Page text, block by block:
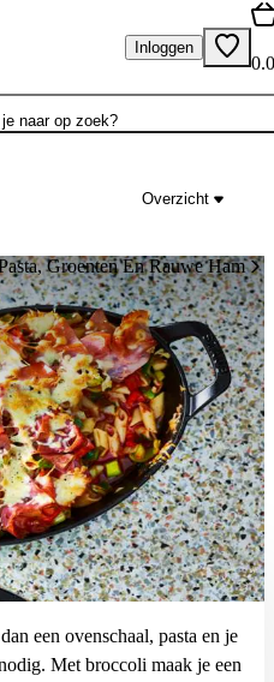
Inloggen
naar op zoek?
Overzicht
Groenten En Rauwe Ham
een ovenschaal, pasta en je
Met broccoli maak je een